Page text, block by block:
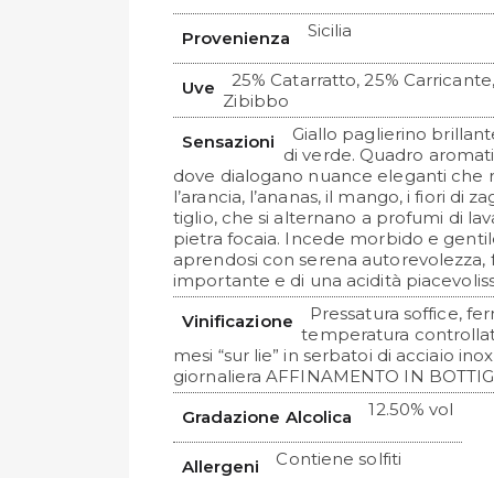
Provenienza Sicilia
Uve
25% Catarratto, 25%
Zibibbo
Sensazioni
Giallo paglierino
di verde. Quadro
dove dialogano nuance eleganti che
l’arancia, l’ananas, il mango, i fiori di
tiglio, che si alternano a profumi di
pietra focaia. Incede morbido e
aprendosi con serena autorevolezza,
importante e di una acidità
Vinificazione
Pressatura soffice,
temperatura
mesi “sur lie” in serbatoi di acciaio
giornaliera AFFINAMENTO IN
Gradazione Alcolica
12.50% vol
Allergeni Contiene solfiti